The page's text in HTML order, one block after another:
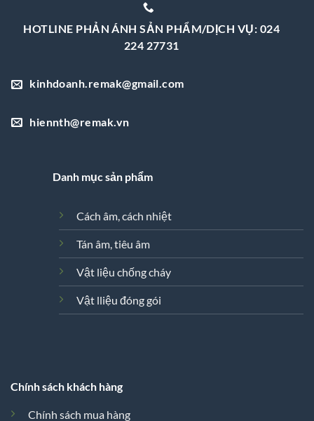
HOTLINE PHẢN ÁNH SẢN PHẨM/DỊCH VỤ: 024
224 27731
kinhdoanh.remak@gmail.com
hiennth@remak.vn
Danh mục sản phẩm
Cách âm, cách nhiệt
Tán âm, tiêu âm
Vật liệu chống cháy
Vật lliệu đóng gói
Chính sách khách hàng
Chính sách mua hàng